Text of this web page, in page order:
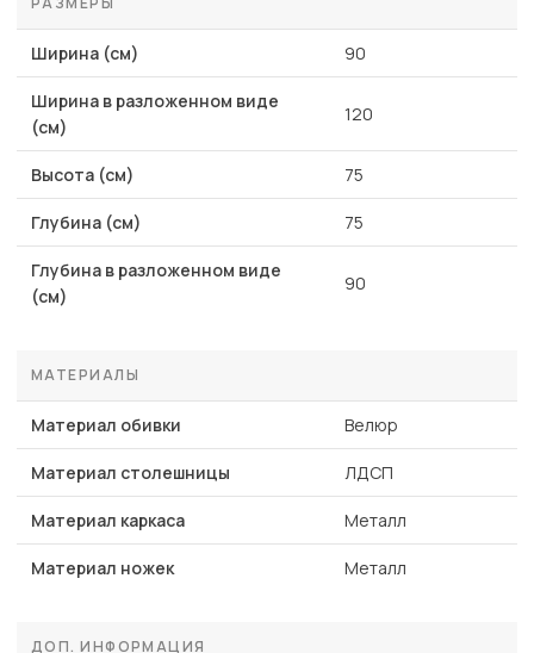
Ширина (см) 90
Ширина в разложенном виде
(см)
120
Высота (см) 75
Глубина (см) 75
Глубина в разложенном виде
(см)
90
МАТЕРИАЛЫ
Материал обивки Велюр
Материал столешницы ЛДСП
Материал каркаса Металл
Материал ножек Металл
ДОП. ИНФОРМАЦИЯ